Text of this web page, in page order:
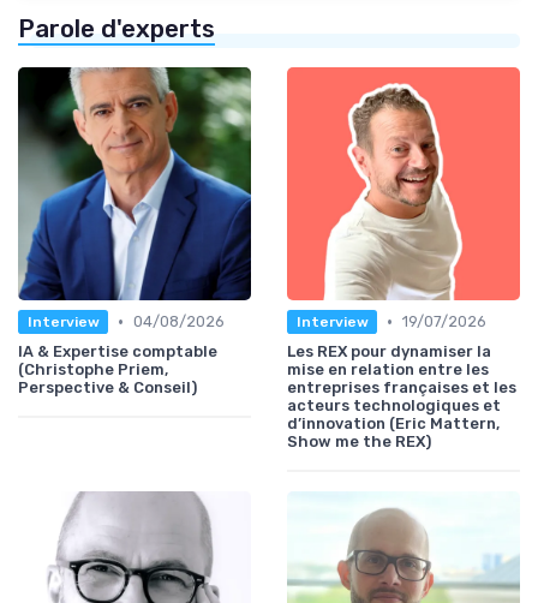
Parole d'experts
Interview • 04/08/2026
IA & Expertise comptable
(Christophe Priem,
Perspective & Conseil)
Interview • 19/07/2026
Les REX pour dynamiser la
mise en relation entre les
entreprises françaises et les
acteurs technologiques et
d’innovation (Eric Mattern,
Show me the REX)